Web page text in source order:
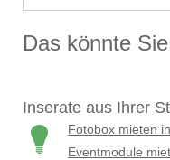
Gewicht: 63 kg
Belastung: ca. 400 kg 4-5
50189 Elsdorf
an der A 61 Ausfahrt 18
Telefon: 02274 – 4136
Geschäftszeiten:
Das könnte
Inserate aus Ihrer
Fotobox mieten
Eventmodule